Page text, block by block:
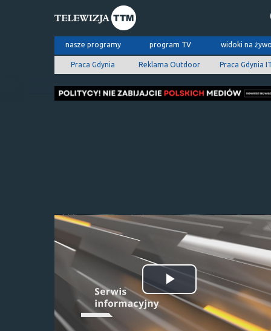
nasze programy program TV widoki na
Praca Gdynia Reklama Outdoor Praca Gdynia
Odtwórz
wideo